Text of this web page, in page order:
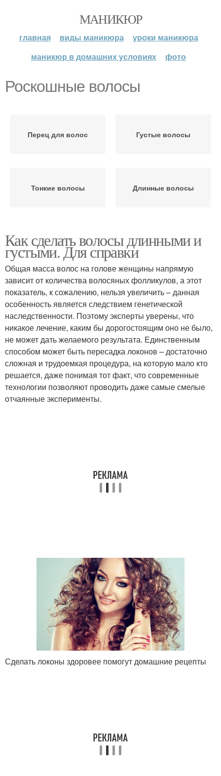
МАНИКЮР
главная виды маникюра
уроки маникюра
маникюр в домашних условиях
фото
Роскошные волосы
Перец для волос Густые волосы
Тонкие волосы Длинные волосы
Как сделать волосы длинными и
густыми. Для справки
Общая масса волос на голове женщины напрямую
зависит от количества волосяных фолликулов, а этот
показатель, к сожалению, нельзя увеличить – данная
особенность является следствием генетической
наследственности. Поэтому эксперты уверены, что
никакое лечение, каким бы дорогостоящим оно не было,
не может дать желаемого результата. Единственным
способом может быть пересадка локонов – достаточно
сложная и трудоемкая процедура, на которую мало кто
решается, даже понимая тот факт, что современные
технологии позволяют проводить даже самые смелые
отчаянные эксперименты.
Сделать локоны здоровее помогут домашние рецепты